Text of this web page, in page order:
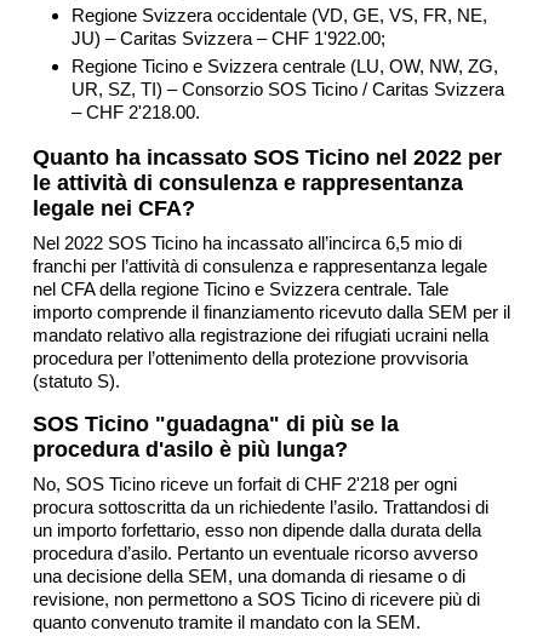
Regione Svizzera occidentale (VD, GE, VS, FR, NE,
JU) – Caritas Svizzera – CHF 1'922.00;
Regione Ticino e Svizzera centrale (LU, OW, NW, ZG,
UR, SZ, TI) – Consorzio SOS Ticino / Caritas Svizzera
– CHF 2'218.00.
Quanto ha incassato SOS Ticino nel 2022 per
le attività di consulenza e rappresentanza
legale nei CFA?
Nel 2022 SOS Ticino ha incassato all’incirca 6,5 mio di
franchi per l’attività di consulenza e rappresentanza legale
nel CFA della regione Ticino e Svizzera centrale. Tale
importo comprende il finanziamento ricevuto dalla SEM per il
mandato relativo alla registrazione dei rifugiati ucraini nella
procedura per l’ottenimento della protezione provvisoria
(statuto S).
SOS Ticino "guadagna" di più se la
procedura d'asilo è più lunga?
No, SOS Ticino riceve un forfait di CHF 2'218 per ogni
procura sottoscritta da un richiedente l’asilo. Trattandosi di
un importo forfettario, esso non dipende dalla durata della
procedura d’asilo. Pertanto un eventuale ricorso avverso
una decisione della SEM, una domanda di riesame o di
revisione, non permettono a SOS Ticino di ricevere più di
quanto convenuto tramite il mandato con la SEM.